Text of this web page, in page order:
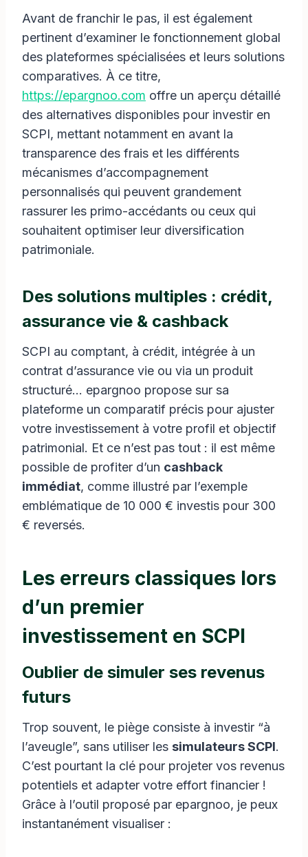
Avant de franchir le pas, il est également
pertinent d’examiner le fonctionnement global
des plateformes spécialisées et leurs solutions
comparatives. À ce titre,
https://epargnoo.com offre un aperçu détaillé
des alternatives disponibles pour investir en
SCPI, mettant notamment en avant la
transparence des frais et les différents
mécanismes d’accompagnement
personnalisés qui peuvent grandement
rassurer les primo-accédants ou ceux qui
souhaitent optimiser leur diversification
patrimoniale.
Des solutions multiples : crédit,
assurance vie & cashback
SCPI au comptant, à crédit, intégrée à un
contrat d’assurance vie ou via un produit
structuré… epargnoo propose sur sa
plateforme un comparatif précis pour ajuster
votre investissement à votre profil et objectif
patrimonial. Et ce n’est pas tout : il est même
possible de profiter d’un cashback
immédiat, comme illustré par l’exemple
emblématique de 10 000 € investis pour 300
€ reversés.
Les erreurs classiques lors
d’un premier
investissement en SCPI
Oublier de simuler ses revenus
futurs
Trop souvent, le piège consiste à investir “à
l’aveugle”, sans utiliser les simulateurs SCPI.
C’est pourtant la clé pour projeter vos revenus
potentiels et adapter votre effort financier !
Grâce à l’outil proposé par epargnoo, je peux
instantanément visualiser :